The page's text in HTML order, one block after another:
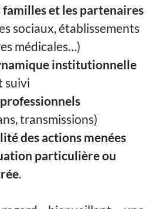
familles et les partenaires
sociaux, établissements
médicales…)
institutionnelle
suivi
transmissions)
des actions menées
particulière ou
.